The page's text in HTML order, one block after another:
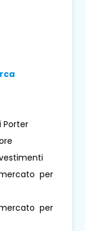
Porter
per
per